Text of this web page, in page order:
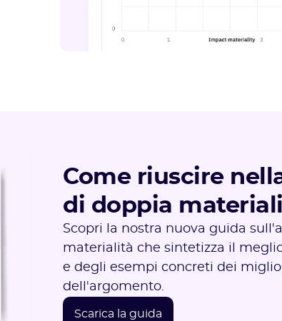
Come riuscire
di doppia
Scopri la nostra nuova guida
materialità che sintetizza il
e degli esempi concreti dei
dell'argomento.
Scarica la guida